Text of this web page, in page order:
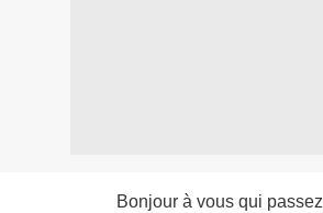
Bonjour à vous qui